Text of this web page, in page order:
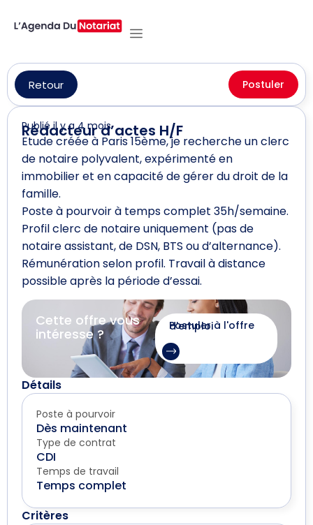
Retour Postuler
Rédacteur d’actes H/F
Publié il y a 4 mois
Etude créée à Paris 15ème, je recherche un clerc
de notaire polyvalent, expérimenté en
immobilier et en capacité de gérer du droit de la
famille.
Poste à pourvoir à temps complet 35h/semaine.
Profil clerc de notaire uniquement (pas de
notaire assistant, de DSN, BTS ou d’alternance).
Rémunération selon profil. Travail à distance
possible après la période d’essai.
Cette offre vous
intéresse ?
Postuler à l'offre d'emploi
Détails
Poste à pourvoir
Dès maintenant
Type de contrat
CDI
Temps de travail
Temps complet
Critères